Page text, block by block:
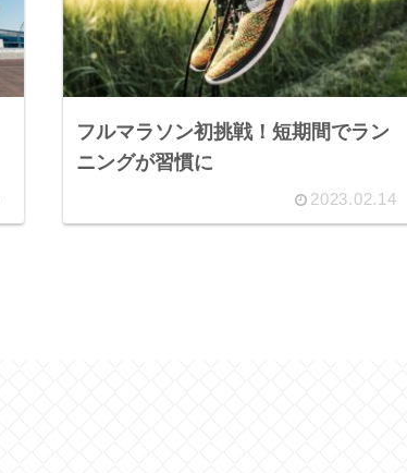
フルマラソン初挑戦！短期間でラン
ニングが習慣に
2023.02.14